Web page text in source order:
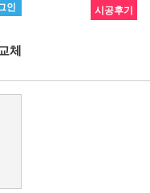
인
체
시공후기